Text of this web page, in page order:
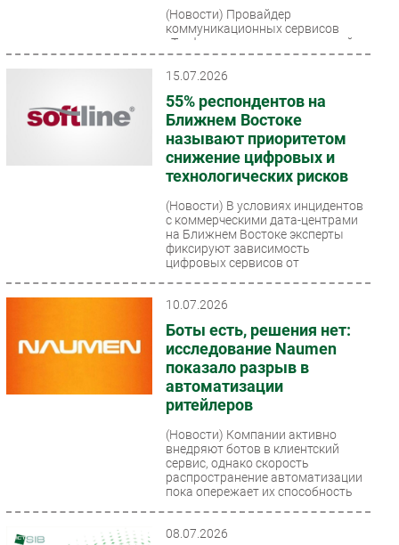
(Новости) Провайдер
коммуникационных сервисов
«Телфин» совместно с командой
аналитиков «Аспро.Cloud» изучили
динамику потребления услуг
бизнес-коммуникаций,...
15.07.2026
55% респондентов на
Ближнем Востоке
называют приоритетом
снижение цифровых и
технологических рисков
(Новости) В условиях инцидентов
с коммерческими дата-центрами
на Ближнем Востоке эксперты
фиксируют зависимость
цифровых сервисов от
10.07.2026
Боты есть, решения нет:
исследование Naumen
показало разрыв в
автоматизации
ритейлеров
(Новости) Компании активно
внедряют ботов в клиентский
сервис, однако скорость
распространение автоматизации
пока опережает их способность
08.07.2026